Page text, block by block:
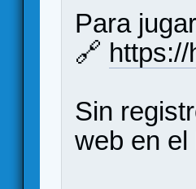
Para
🔗
Sin
web en el